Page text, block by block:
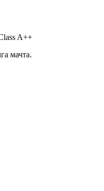
A++
мачта.